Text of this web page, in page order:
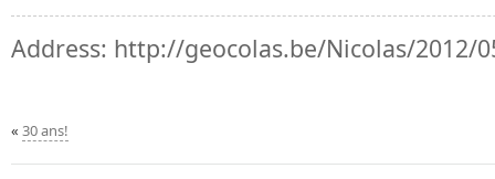
Address: http://geocolas.be/Nicolas/2012/
« 30 ans!